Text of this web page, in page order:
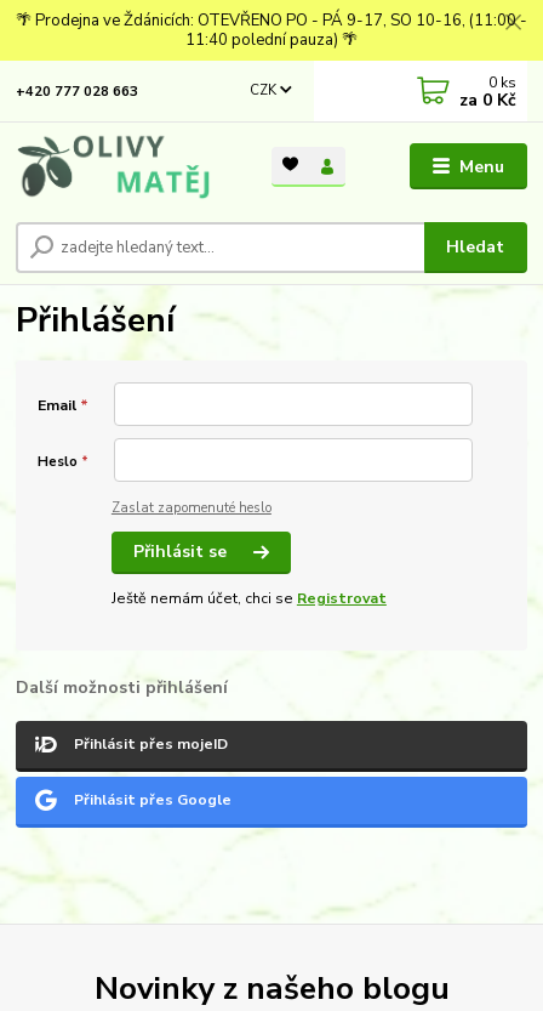
🌴 Prodejna ve Ždánicích: OTEVŘENO PO - PÁ 9-17, SO 10-16, (11:00 -
11:40 polední pauza) 🌴
Menu
CZK
Hledat
+420 777 028 663 0 ks
za 0 Kč
Přihlášení
Email *
Heslo *
Zaslat zapomenuté heslo
Přihlásit se
Ještě nemám účet, chci se Registrovat
Další možnosti přihlášení
Přihlásit přes mojeID
Přihlásit přes Google
Novinky z našeho blogu